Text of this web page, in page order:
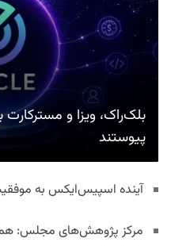
بلک‌راک، ویزا و
پیوستند
آینده اسپیس‌ایکس به
مرکز پژوهش‌های مجلس: